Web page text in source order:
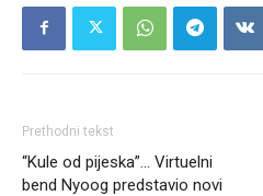
Prethodni tekst
“Kule od pijeska”… Virtuelni
bend Nyoog predstavio novi